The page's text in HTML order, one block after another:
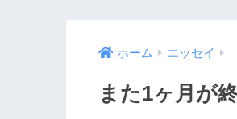
ホーム エッセイ
また1ヶ月が